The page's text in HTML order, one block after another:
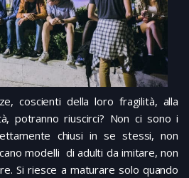
coscienti della loro fragilità, alla
potranno riuscirci? Non ci sono i
chiusi in se stessi, non
modelli di adulti da imitare, non
Si riesce a maturare solo quando